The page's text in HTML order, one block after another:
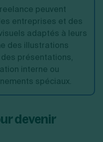
peuvent
entreprises et des
adaptés à leurs
des illustrations
présentations,
interne ou
spéciaux.
devenir